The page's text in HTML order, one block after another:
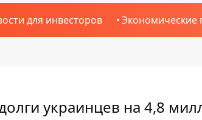
для инвесторов Экономические
украинцев на 4,8